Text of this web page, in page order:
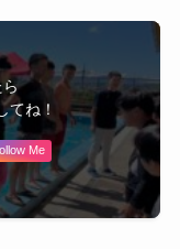
ら
てね！
Me